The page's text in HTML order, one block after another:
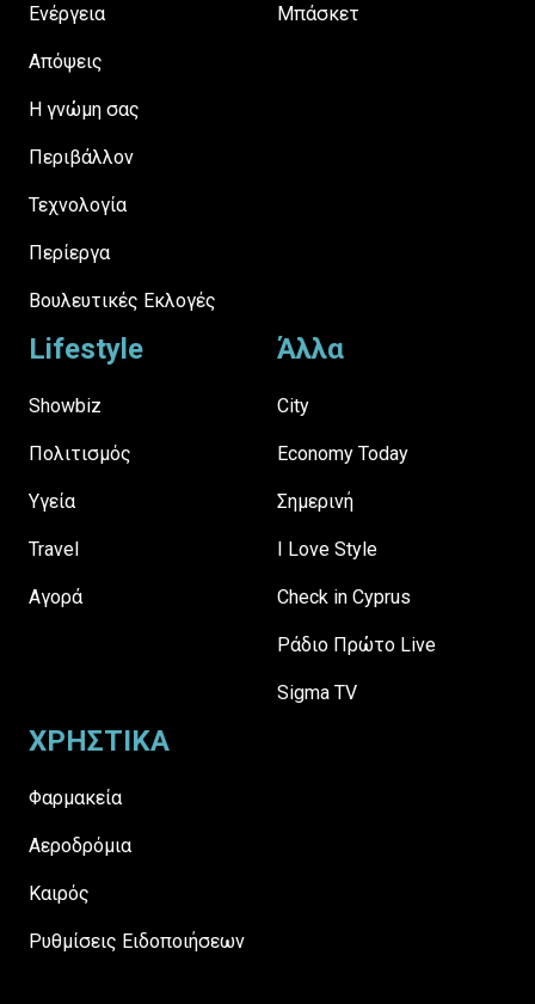
Ενέργεια
Απόψεις
H γνώμη σας
Περιβάλλον
Τεχνολογία
Περίεργα
Βουλευτικές Εκλογές
Μπάσκετ
Lifestyle
Showbiz
Πολιτισμός
Υγεία
Travel
Αγορά
Άλλα
City
Economy Today
Σημερινή
I Love Style
Check in Cyprus
Ράδιο Πρώτο Live
Sigma TV
ΧΡΗΣΤΙΚΑ
Φαρμακεία
Αεροδρόμια
Καιρός
Ρυθμίσεις Ειδοποιήσεων